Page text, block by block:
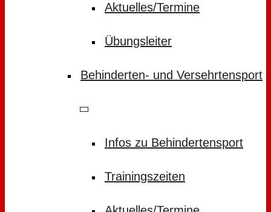
Aktuelles/Termine
Übungsleiter
Behinderten- und Versehrtensport
Infos zu Behindertensport
Trainingszeiten